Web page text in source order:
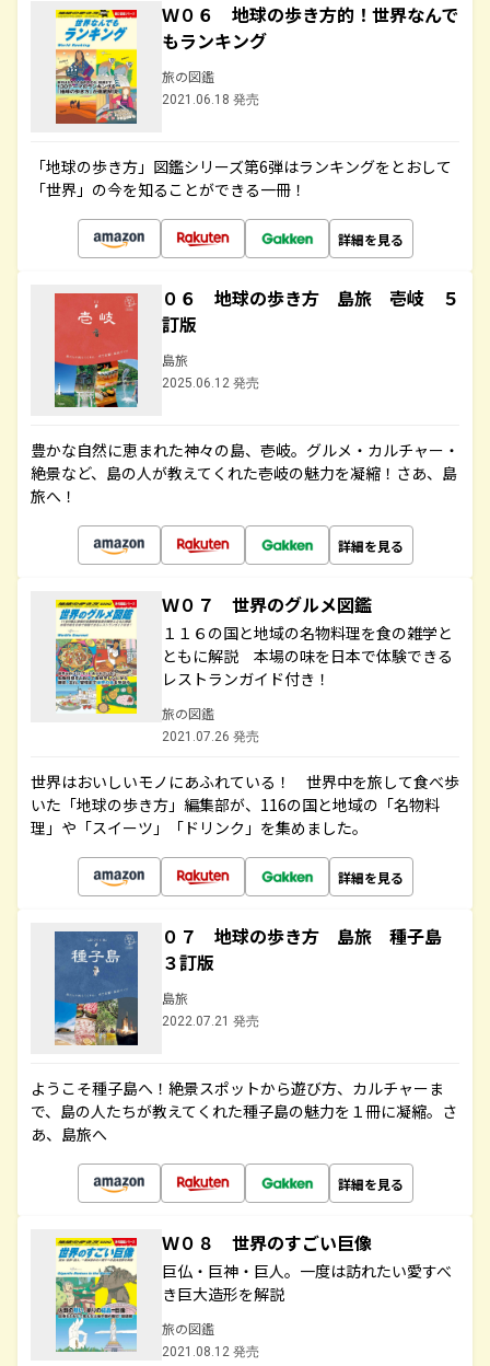
Ｗ０６ 地球の歩き方的！世界なんで
もランキング
旅の図鑑
2021.06.18 発売
「地球の歩き方」図鑑シリーズ第6弾はランキングをとおして
「世界」の今を知ることができる一冊！
詳細を見る
０６ 地球の歩き方 島旅 壱岐 ５
訂版
島旅
2025.06.12 発売
豊かな自然に恵まれた神々の島、壱岐。グルメ・カルチャー・
絶景など、島の人が教えてくれた壱岐の魅力を凝縮！さあ、島
旅へ！
詳細を見る
Ｗ０７ 世界のグルメ図鑑
１１６の国と地域の名物料理を食の雑学と
ともに解説 本場の味を日本で体験できる
レストランガイド付き！
旅の図鑑
2021.07.26 発売
世界はおいしいモノにあふれている！ 世界中を旅して食べ歩
いた「地球の歩き方」編集部が、116の国と地域の「名物料
理」や「スイーツ」「ドリンク」を集めました。
詳細を見る
０７ 地球の歩き方 島旅 種子島
３訂版
島旅
2022.07.21 発売
ようこそ種子島へ！絶景スポットから遊び方、カルチャーま
で、島の人たちが教えてくれた種子島の魅力を１冊に凝縮。さ
あ、島旅へ
詳細を見る
Ｗ０８ 世界のすごい巨像
巨仏・巨神・巨人。一度は訪れたい愛すべ
き巨大造形を解説
旅の図鑑
2021.08.12 発売